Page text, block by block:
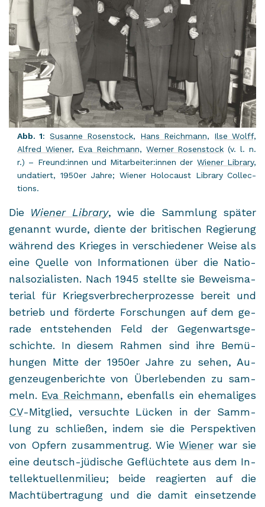
Abb. 1: Su­san­ne Ro­sen­stock, Hans Reich­mann, Ilse Wolff,
Al­fred Wie­ner, Eva Reich­mann, Wer­ner Ro­sen­stock (v. l. n.
r.) – Freund:innen und Mit­ar­bei­ter:innen der Wie­ner Li­bra­ry,
un­da­tiert, 1950er Jahre; Wie­ner Ho­lo­caust Li­bra­ry Collec­
tions.
Die Wie­ner Li­bra­ry, wie die Samm­lung spä­ter
ge­nannt wurde, dien­te der bri­ti­schen Re­gie­rung
wäh­rend des Krie­ges in ver­schie­de­ner Weise als
eine Quel­le von In­for­ma­tio­nen über die Na­tio­
nal­so­zia­lis­ten. Nach 1945 stell­te sie Be­weis­ma­
te­ri­al für Kriegs­ver­bre­cher­pro­zes­se be­reit und
be­trieb und för­der­te For­schun­gen auf dem ge­
ra­de ent­ste­hen­den Feld der Ge­gen­warts­ge­
schich­te. In die­sem Rah­men sind ihre Be­mü­
hun­gen Mitte der 1950er Jahre zu sehen, Au­
gen­zeu­gen­be­rich­te von Über­le­ben­den zu sam­
meln. Eva Reich­mann, eben­falls ein ehe­ma­li­ges
CV-​Mitglied, ver­such­te Lü­cken in der Samm­
lung zu schlie­ßen, indem sie die Per­spek­ti­ven
von Op­fern zu­sam­men­trug. WieWie­ner war sie
eine deutsch-​jüdische Ge­flüch­te­te aus dem In­
tel­lek­tu­el­len­mi­lieu; beide re­agier­ten auf die
Macht­über­tra­gung und die damit ein­set­zen­de